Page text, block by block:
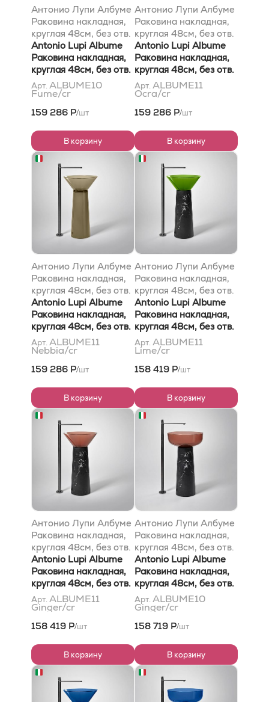
Антонио Лупи Албуме
Раковина накладная,
круглая 48см, без отв.
под смес, без
перелива, с д/
клапаном (хром), мат-
л: Кристалмуд, цвет:
Фуме
Antonio Lupi Albume
Раковина накладная,
круглая 48см, без отв.
под смес, без
перелива, с д/
л: Cristalmood, цвет:
Fume
Арт. ALBUME10
Fume/cr
159 286 Р/шт
В корзину
Антонио Лупи Албуме
Раковина накладная,
круглая 48см, без отв.
под смес, без
перелива, с д/
клапаном (хром), мат-
л: Кристалмуд, цвет:
Окра
Antonio Lupi Albume
Раковина накладная,
круглая 48см, без отв.
под смес, без
перелива, с д/
л: Cristalmood, цвет:
Ocra
Арт. ALBUME11
Ocra/cr
159 286 Р/шт
В корзину
Антонио Лупи Албуме
Раковина накладная,
круглая 48см, без отв.
под смес, без
перелива, с д/
клапаном (хром), мат-
л: Кристалмуд, цвет:
Неббиа
Antonio Lupi Albume
Раковина накладная,
круглая 48см, без отв.
под смес, без
перелива, с д/
л: Cristalmood, цвет:
Nebbia
Арт. ALBUME11
Nebbia/cr
159 286 Р/шт
В корзину
Антонио Лупи Албуме
Раковина накладная,
круглая 48см, без отв.
под смес, без
перелива, с д/
клапаном (хром), мат-
л: Кристалмуд, цвет:
Лиме
Antonio Lupi Albume
Раковина накладная,
круглая 48см, без отв.
под смес, без
перелива, с д/
л: Cristalmood, цвет:
Lime
Арт. ALBUME11
Lime/cr
158 419 Р/шт
В корзину
Антонио Лупи Албуме
Раковина накладная,
круглая 48см, без отв.
под смес, без
перелива, с д/
клапаном (хром), мат-
л: Кристалмуд, цвет:
Гингер
Antonio Lupi Albume
Раковина накладная,
круглая 48см, без отв.
под смес, без
перелива, с д/
л: Cristalmood, цвет:
Ginger
Арт. ALBUME11
Ginger/cr
158 419 Р/шт
В корзину
Антонио Лупи Албуме
Раковина накладная,
круглая 48см, без отв.
под смес, без
перелива, с д/
клапаном (хром), мат-
л: Кристалмуд, цвет:
Гингер
Antonio Lupi Albume
Раковина накладная,
круглая 48см, без отв.
под смес, без
перелива, с д/
л: Cristalmood, цвет:
Ginger
Арт. ALBUME10
Ginger/cr
158 719 Р/шт
В корзину